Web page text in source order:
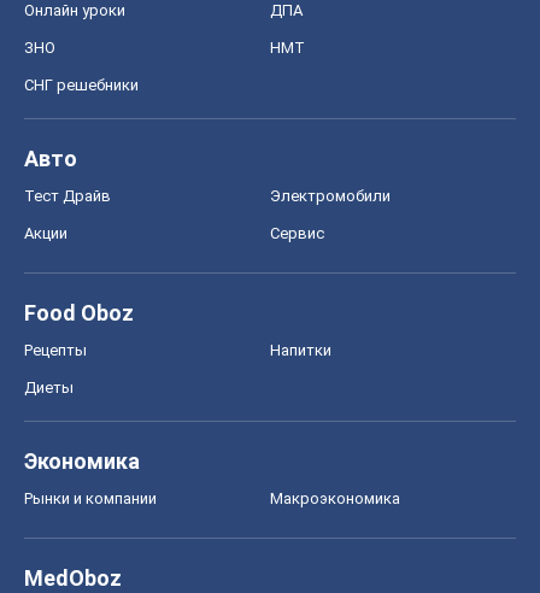
Онлайн уроки ДПА
ЗНО НМТ
СНГ решебники
Авто
Тест Драйв Электромобили
Акции Сервис
Food Oboz
Рецепты Напитки
Диеты
Экономика
Рынки и компании Mакроэкономика
MedOboz